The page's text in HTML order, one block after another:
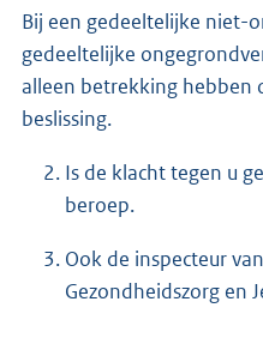
Bij een gedeeltelijke niet-
gedeeltelijke
alleen betrekking hebben
beslissing.
Is de klacht tegen u
beroep.
Ook de inspecteur
Gezondheidszorg en